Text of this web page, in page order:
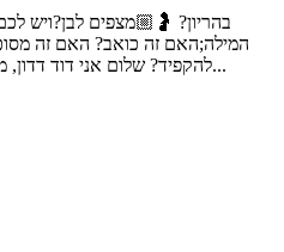
בהריון? 🤰🏼מצפים לבן?ויש
המילה;האם זה כואב? האם זה
להקפיד? שלום אני דוד דדון, מוהל מוסמך, ומוהל במשרד הבטחון...